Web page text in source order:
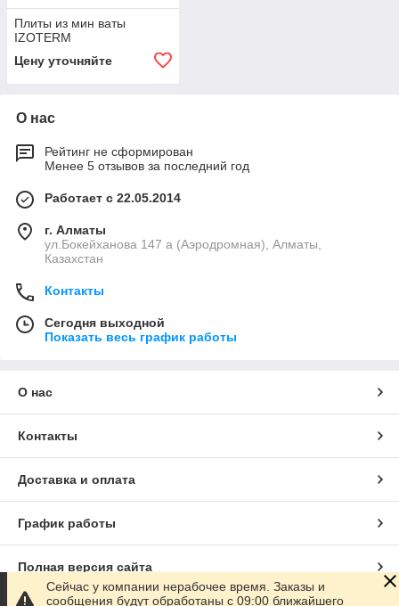
Плиты из мин ваты
IZOTERM
Цену уточняйте
О нас
Рейтинг не сформирован
Менее 5 отзывов за последний год
Работает с 22.05.2014
г. Алматы
ул.Бокейханова 147 а (Аэродромная), Алматы,
Казахстан
Контакты
Сегодня выходной
Показать весь график работы
О нас
Контакты
Доставка и оплата
График работы
Полная версия сайта
Сейчас у компании нерабочее время. Заказы и
сообщения будут обработаны с 09:00 ближайшего